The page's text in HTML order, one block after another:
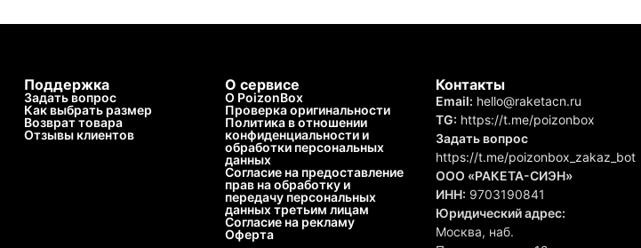
Поддержка
Задать вопрос
Как выбрать размер
Возврат товара
Отзывы клиентов
О сервисе
О PoizonBox
Проверка оригинальности
Политика в отношении
конфиденциальности и
обработки персональных
данных
Согласие на предоставление
прав на обработку и
передачу персональных
данных третьим лицам
Согласие на рекламу
Оферта
Контакты
Email: hello@raketacn.ru
TG: https://t.me/poizonbox
Задать вопрос
https://t.me/poizonbox_zakaz_bot
ООО «РАКЕТА-СИЭН»
ИНН: 9703190841
Юридический адрес:
Москва, наб.